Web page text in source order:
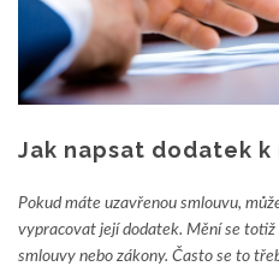
Jak napsat dodatek k
Pokud máte uzavřenou smlouvu,
vypracovat její dodatek. Mění se
smlouvy nebo zákony. Často se to